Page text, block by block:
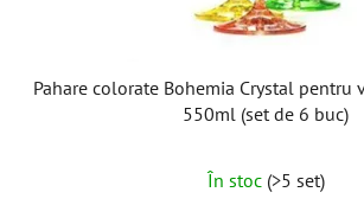
Pahare colorate Bohemia Crystal pentru
550ml (set de 6 buc)
medie
În stoc (>5 set)